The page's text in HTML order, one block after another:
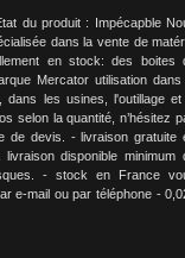
du produit : Impécapble
dans la vente de
en stock: des boites
Mercator utilisation dans
dans les usines, l'outillage et
selon la quantité, n’hésitez
de devis. - livraison gratuite
disponible minimum
- stock en France
e-mail ou par téléphone -